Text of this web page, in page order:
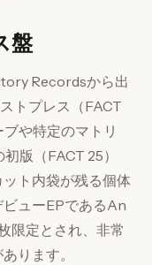
盤
Recordsから出
トプレス（FACT
や特定のマトリ
版（FACT 25）
ト内袋が残る個体
ューEPであるAn
限定とされ、非常
ります。